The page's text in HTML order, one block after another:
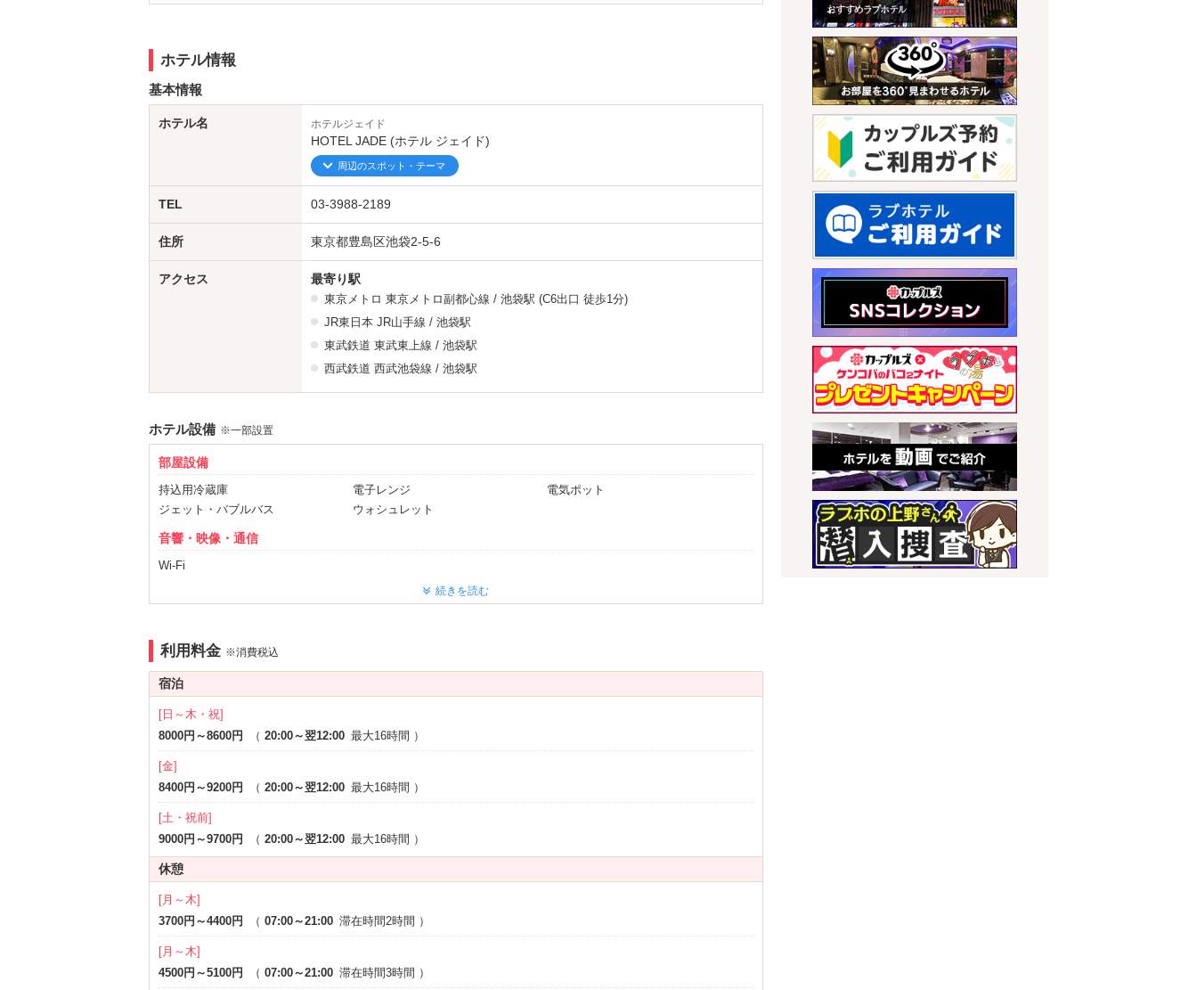
ホテル情報
基本情報
ホテル名 ホテルジェイド
HOTEL JADE (ホテル ジェイド)
周辺のスポット・テーマ
TEL 03-3988-2189
住所 東京都豊島区池袋2-5-6
アクセス 最寄り駅
東京メトロ 東京メトロ副都心線 / 池袋駅 (C6出口 徒歩1分)
JR東日本 JR山手線 / 池袋駅
東武鉄道 東武東上線 / 池袋駅
西武鉄道 西武池袋線 / 池袋駅
ホテル設備 ※一部設置
部屋設備
持込用冷蔵庫 電子レンジ
電気ポット
ジェット・バブルバス
ウォシュレット
音響・映像・通信
Wi-Fi
部屋タイプ
1名利用可
続きを読む
利用料金 ※消費税込
宿泊
[日～木・祝]
8000円～8600円
（ 20:00～翌12:00 最大16時間 ）
[金]
8400円～9200円
（ 20:00～翌12:00 最大16時間 ）
[土・祝前]
9000円～9700円
（ 20:00～翌12:00 最大16時間 ）
休憩
[月～木]
3700円～4400円
（ 07:00～21:00 滞在時間2時間 ）
[月～木]
4500円～5100円
（ 07:00～21:00 滞在時間3時間 ）